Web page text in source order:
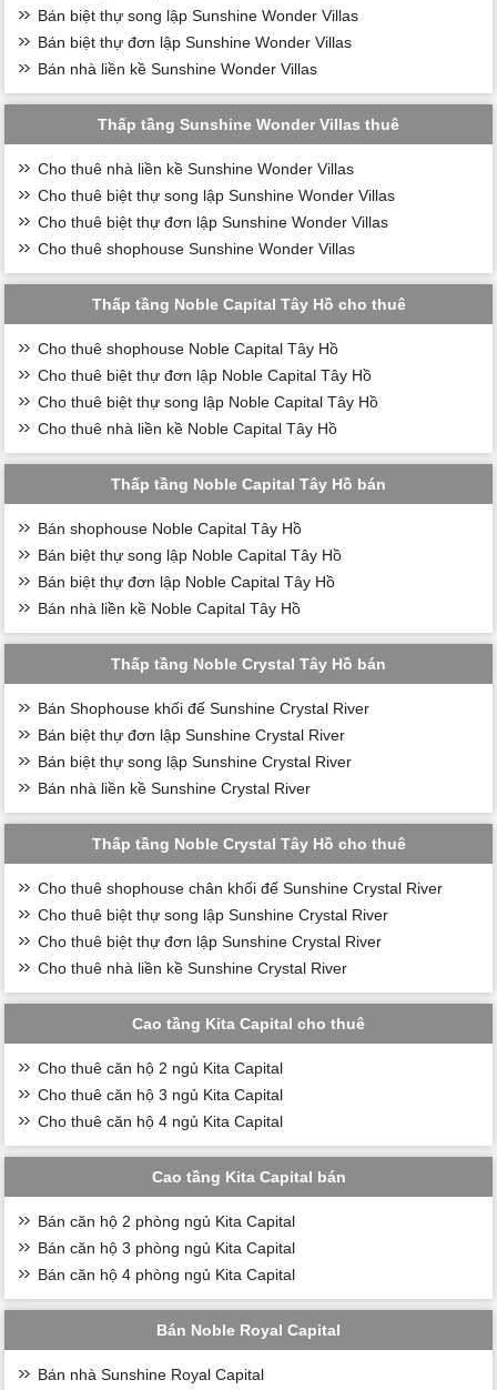
Bán biệt thự song lập Sunshine Wonder Villas
Bán biệt thự đơn lập Sunshine Wonder Villas
Bán nhà liền kề Sunshine Wonder Villas
Thấp tầng Sunshine Wonder Villas thuê
Cho thuê nhà liền kề Sunshine Wonder Villas
Cho thuê biệt thự song lập Sunshine Wonder Villas
Cho thuê biệt thự đơn lập Sunshine Wonder Villas
Cho thuê shophouse Sunshine Wonder Villas
Thấp tầng Noble Capital Tây Hồ cho thuê
Cho thuê shophouse Noble Capital Tây Hồ
Cho thuê biệt thự đơn lập Noble Capital Tây Hồ
Cho thuê biệt thự song lập Noble Capital Tây Hồ
Cho thuê nhà liền kề Noble Capital Tây Hồ
Thấp tầng Noble Capital Tây Hồ bán
Bán shophouse Noble Capital Tây Hồ
Bán biệt thự song lập Noble Capital Tây Hồ
Bán biệt thự đơn lập Noble Capital Tây Hồ
Bán nhà liền kề Noble Capital Tây Hồ
Thấp tầng Noble Crystal Tây Hồ bán
Bán Shophouse khối đế Sunshine Crystal River
Bán biệt thự đơn lập Sunshine Crystal River
Bán biệt thự song lập Sunshine Crystal River
Bán nhà liền kề Sunshine Crystal River
Thấp tầng Noble Crystal Tây Hồ cho thuê
Cho thuê shophouse chân khối đế Sunshine Crystal River
Cho thuê biệt thự song lập Sunshine Crystal River
Cho thuê biệt thự đơn lập Sunshine Crystal River
Cho thuê nhà liền kề Sunshine Crystal River
Cao tầng Kita Capital cho thuê
Cho thuê căn hộ 2 ngủ Kita Capital
Cho thuê căn hộ 3 ngủ Kita Capital
Cho thuê căn hộ 4 ngủ Kita Capital
Cao tầng Kita Capital bán
Bán căn hộ 2 phòng ngủ Kita Capital
Bán căn hộ 3 phòng ngủ Kita Capital
Bán căn hộ 4 phòng ngủ Kita Capital
Bán Noble Royal Capital
Bán nhà Sunshine Royal Capital